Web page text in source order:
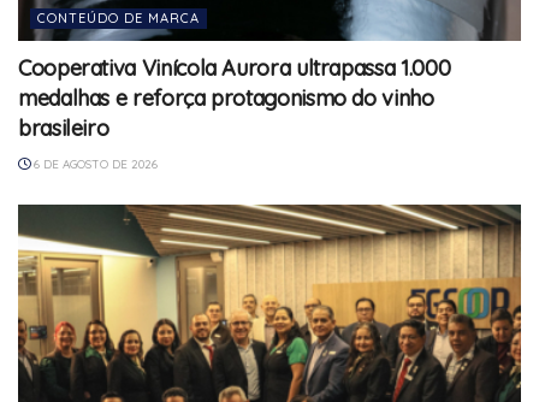
CONTEÚDO DE MARCA
Cooperativa Vinícola Aurora ultrapassa 1.000
medalhas e reforça protagonismo do vinho
brasileiro
6 DE AGOSTO DE 2026